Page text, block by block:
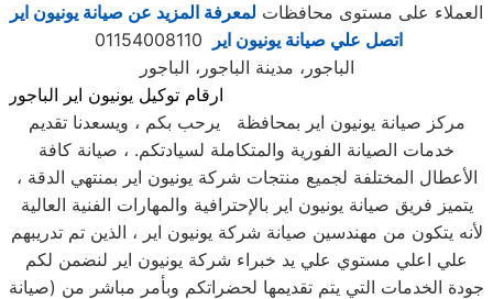
العملاء على مستوى محافظات لمعرفة المزيد عن صيانة يونيون اير
اتصل علي صيانة يونيون اير
الباجور، مدينة الباجور، الباجور
ارقام توكيل يونيون اير الباجور
مركز صيانة يونيون اير بمحافظة يرحب بكم ، ويسعدنا تقديم
خدمات الصيانة الفورية والمتكاملة لسيادتكم. ، صيانة كافة
الأعطال المختلفة لجميع منتجات شركة يونيون اير بمنتهي الدقة ،
يتميز فريق صيانة يونيون اير بالإحترافية والمهارات الفنية العالية
لأنه يتكون من مهندسين صيانة شركة يونيون اير ، الذين تم تدريبهم
علي اعلي مستوي علي يد خبراء شركة يونيون اير لنضمن لكم
جودة الخدمات التي يتم تقديمها لحضراتكم وبأمر مباشر من (صيانة